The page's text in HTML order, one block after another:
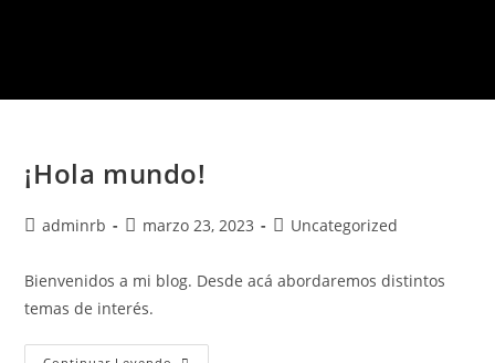
¡Hola mundo!
adminrb marzo 23, 2023 Uncategorized
Bienvenidos a mi blog. Desde acá abordaremos distintos
temas de interés.